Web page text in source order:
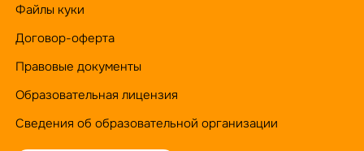
Файлы куки
Договор-оферта
Правовые документы
Образовательная лицензия
Сведения об образовательной организации